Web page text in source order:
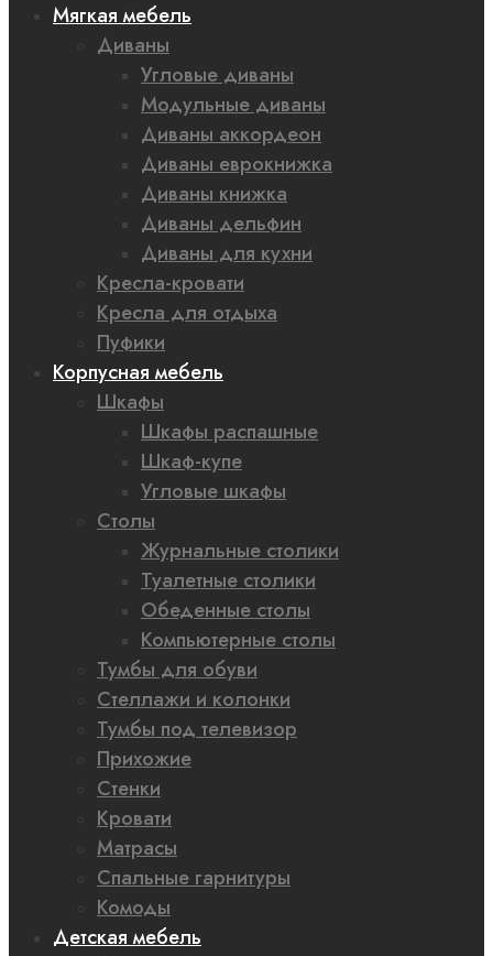
Мягкая мебель
Диваны
Угловые диваны
Модульные диваны
Диваны аккордеон
Диваны еврокнижка
Диваны книжка
Диваны дельфин
Диваны для кухни
Кресла-кровати
Кресла для отдыха
Пуфики
Корпусная мебель
Шкафы
Шкафы распашные
Шкаф-купе
Угловые шкафы
Столы
Журнальные столики
Туалетные столики
Обеденные столы
Компьютерные столы
Тумбы для обуви
Стеллажи и колонки
Тумбы под телевизор
Прихожие
Стенки
Кровати
Матрасы
Спальные гарнитуры
Комоды
Детская мебель